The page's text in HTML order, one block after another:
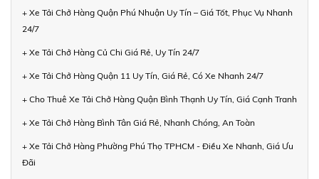
+ Xe Tải Chở Hàng Quận Phú Nhuận Uy Tín – Giá Tốt, Phục Vụ Nhanh
24/7
+ Xe Tải Chở Hàng Củ Chi Giá Rẻ, Uy Tín 24/7
+ Xe Tải Chở Hàng Quận 11 Uy Tín, Giá Rẻ, Có Xe Nhanh 24/7
+ Cho Thuê Xe Tải Chở Hàng Quận Bình Thạnh Uy Tín, Giá Cạnh Tranh
+ Xe Tải Chở Hàng Bình Tân Giá Rẻ, Nhanh Chóng, An Toàn
+ Xe Tải Chở Hàng Phường Phú Thọ TPHCM - Điều Xe Nhanh, Giá Ưu
Đãi